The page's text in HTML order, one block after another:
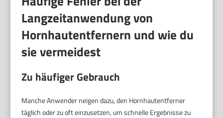
Langzeitanwendung von
Hornhautentfernern und wie du
sie vermeidest
Zu häufiger Gebrauch
Manche Anwender neigen dazu, den Hornhautentferner
täglich oder zu oft einzusetzen, um schnelle Ergebnisse zu